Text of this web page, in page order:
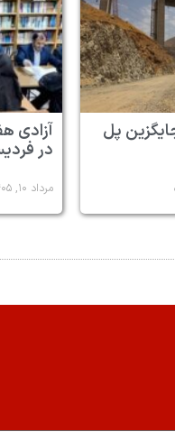
پل آزادی
در
مرداد ۱۰, ۱۴۰۵